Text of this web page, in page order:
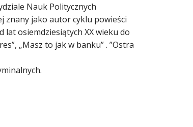
Nauk Politycznych
znany jako autor cyklu powieści
osiemdziesiątych XX wieku do
„Masz to jak w banku” . ”Ostra